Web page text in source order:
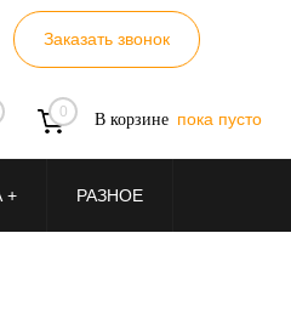
Заказать звонок
0 В корзине пока пусто
+ РАЗНОЕ